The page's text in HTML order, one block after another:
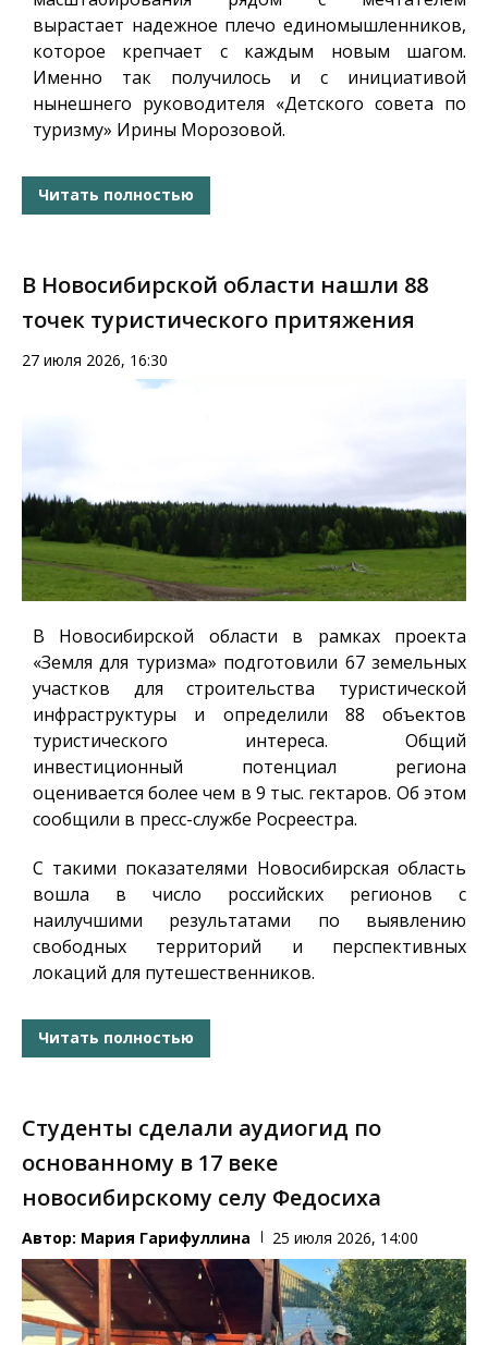
вырастает надежное плечо единомышленников,
которое крепчает с каждым новым шагом.
Именно так получилось и с инициативой
нынешнего руководителя «Детского совета по
туризму» Ирины Морозовой.
Читать полностью
В Новосибирской области нашли 88
точек туристического притяжения
27 июля 2026, 16:30
В Новосибирской области в рамках проекта
«Земля для туризма» подготовили 67 земельных
участков для строительства туристической
инфраструктуры и определили 88 объектов
туристического интереса. Общий
инвестиционный потенциал региона
оценивается более чем в 9 тыс. гектаров. Об этом
сообщили в пресс-службе Росреестра.
С такими показателями Новосибирская область
вошла в число российских регионов с
наилучшими результатами по выявлению
свободных территорий и перспективных
локаций для путешественников.
Читать полностью
Студенты сделали аудиогид по
основанному в 17 веке
новосибирскому селу Федосиха
Автор: Мария Гарифуллина 25 июля 2026, 14:00